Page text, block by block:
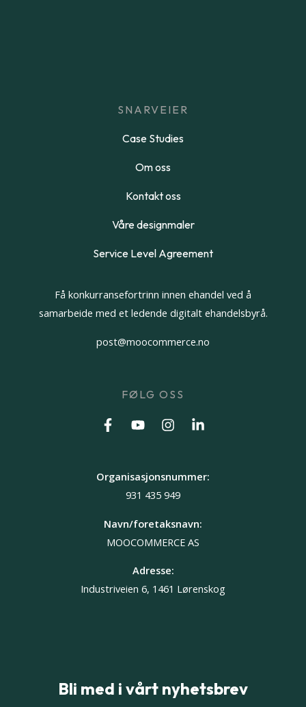
SNARVEIER
Case Studies
Om oss
Kontakt oss
Våre designmaler
Service Level Agreement
Få konkurransefortrinn innen ehandel ved å
samarbeide med et ledende digitalt ehandelsbyrå.
post@moocommerce.no
FØLG OSS
Organisasjonsnummer:
931 435 949
Navn/foretaksnavn:
MOOCOMMERCE AS
Adresse:
Industriveien 6, 1461 Lørenskog
Bli med i vårt nyhetsbrev